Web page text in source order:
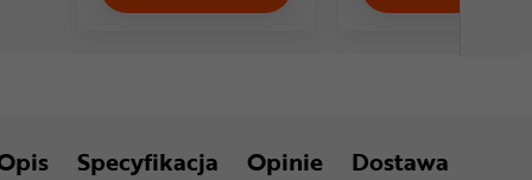
Specyfikacja Opinie Dostawa